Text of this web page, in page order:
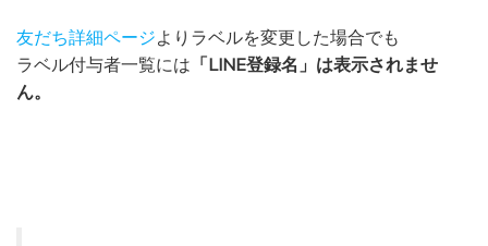
友だち詳細ページよりラベルを変更した場合でも
ラベル付与者一覧には 「LINE登録名」は表示されませ
ん。